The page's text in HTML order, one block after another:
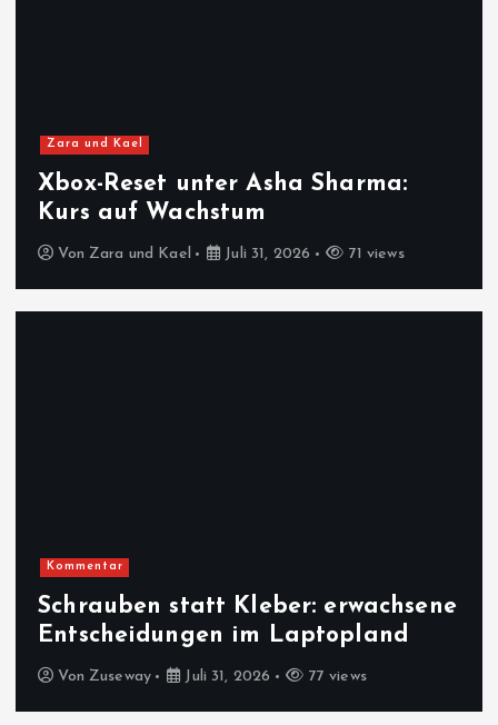
Zara und Kael
Xbox-Reset unter Asha Sharma:
Kurs auf Wachstum
Von Zara und Kael Juli 31, 2026 71 views
Kommentar
Schrauben statt Kleber: erwachsene
Entscheidungen im Laptopland
Von Zuseway Juli 31, 2026 77 views